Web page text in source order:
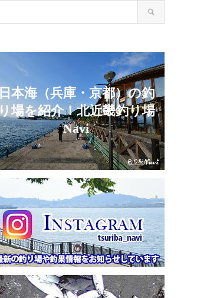
日本海（兵庫・京都）の釣
り場を紹介！北近畿釣り場
Navi